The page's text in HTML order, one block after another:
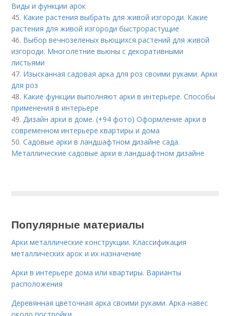
Виды и функции арок
45. Какие растения выбрать для живой изгороди. Какие
растения для живой изгороди быстрорастущие
46. Выбор вечнозеленых вьющихся растений для живой
изгороди. Многолетние вьюны с декоративными
листьями
47. Изысканная садовая арка для роз своими руками. Арки
для роз
48. Какие функции выполняют арки в интерьере. Способы
применения в интерьере
49. Дизайн арки в доме. (+94 фото) Оформление арки в
современном интерьере квартиры и дома
50.Садовые арки в ландшафтном дизайне сада.
Металлические садовые арки в ландшафтном дизайне
Популярные материалы
Арки металлические конструкции. Классификация
металлических арок и их назначение
Арки в интерьере дома или квартиры. Варианты
расположения
Деревянная цветочная арка своими руками. Арка-навес
около постройки